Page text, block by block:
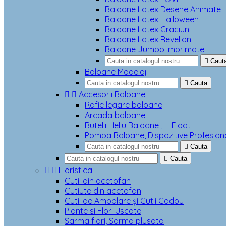
Baloane Latex Desene Animate
Baloane Latex Halloween
Baloane Latex Craciun
Baloane Latex Revelion
Baloane Jumbo Imprimate

Baloane Modelaj
 Cauta
  Accesorii Baloane
Rafie legare baloane
Arcada baloane
Butelii Heliu Baloane , HiFloat
Pompa Baloane, Dispozitive
 Cauta
 Cauta
  Floristica
Cutii din acetofan
Cutiute din acetofan
Cutii de Ambalare și Cutii Cadou
Plante si Flori Uscate
Sarma flori, Sarma plusata